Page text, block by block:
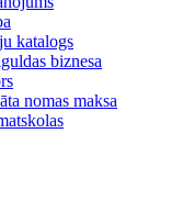
katalogs
biznesa
nomas maksa